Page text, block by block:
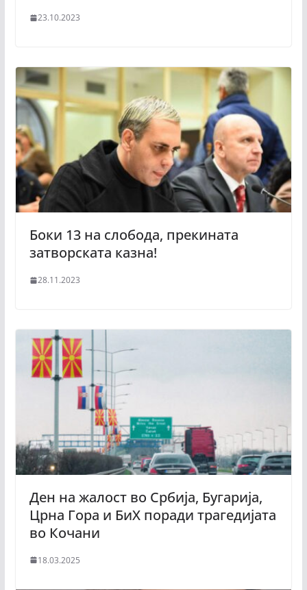
23.10.2023
Боки 13 на слобода, прекината
затворската казна!
28.11.2023
Ден на жалост во Србија, Бугарија,
Црна Гора и БиХ поради трагедијата
во Кочани
18.03.2025